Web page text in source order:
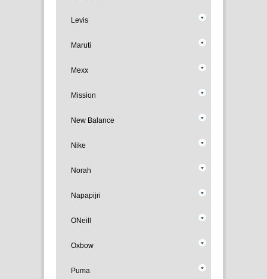
Levis
Maruti
Mexx
Mission
New Balance
Nike
Norah
Napapijri
ONeill
Oxbow
Puma